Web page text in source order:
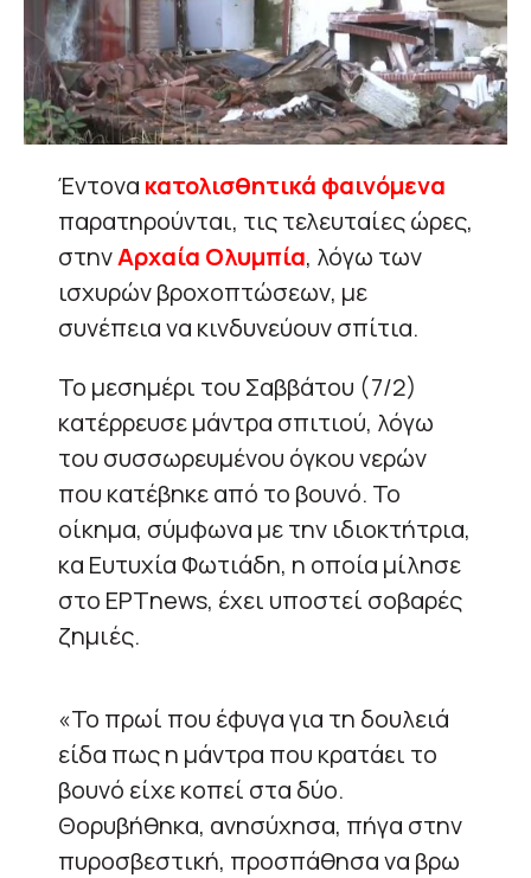
Έντονα κατολισθητικά φαινόμενα
παρατηρούνται, τις τελευταίες ώρες,
στηνΑρχαία Ολυμπία, λόγω των
ισχυρών βροχοπτώσεων, με
συνέπεια να κινδυνεύουν σπίτια.
Το μεσημέρι του Σαββάτου (7/2)
κατέρρευσε μάντρα σπιτιού, λόγω
του συσσωρευμένου όγκου νερών
που κατέβηκε από το βουνό. Το
οίκημα, σύμφωνα με την ιδιοκτήτρια,
κα Ευτυχία Φωτιάδη, η οποία μίλησε
στο ΕΡΤnews, έχει υποστεί σοβαρές
ζημιές.
«Το πρωί που έφυγα για τη δουλειά
είδα πως η μάντρα που κρατάει το
βουνό είχε κοπεί στα δύο.
Θορυβήθηκα, ανησύχησα, πήγα στην
πυροσβεστική, προσπάθησα να βρω